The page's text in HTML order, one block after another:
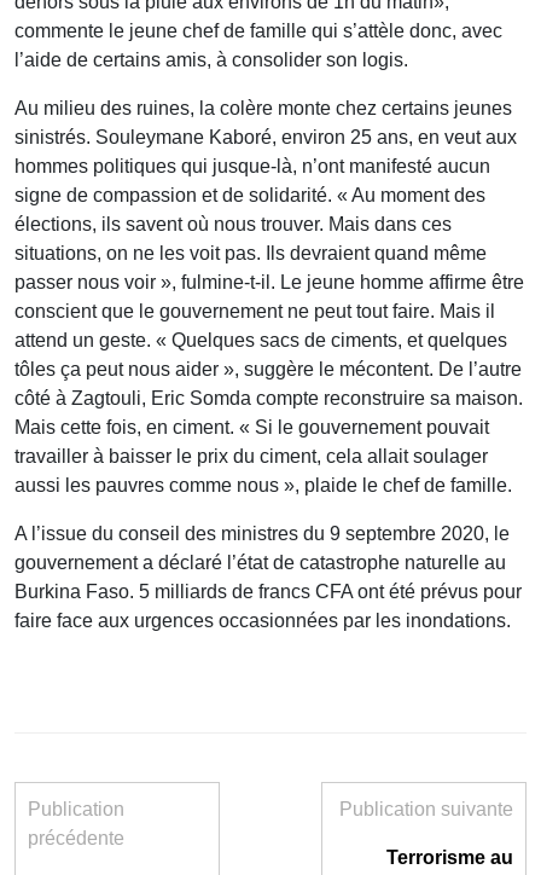
commente le jeune chef de famille qui s’attèle donc, avec
l’aide de certains amis, à consolider son logis.
Au milieu des ruines, la colère monte chez certains jeunes
sinistrés. Souleymane Kaboré, environ 25 ans, en veut aux
hommes politiques qui jusque-là, n’ont manifesté aucun
signe de compassion et de solidarité. « Au moment des
élections, ils savent où nous trouver. Mais dans ces
situations, on ne les voit pas. Ils devraient quand même
passer nous voir », fulmine-t-il. Le jeune homme affirme être
conscient que le gouvernement ne peut tout faire. Mais il
attend un geste. « Quelques sacs de ciments, et quelques
tôles ça peut nous aider », suggère le mécontent. De l’autre
côté à Zagtouli, Eric Somda compte reconstruire sa maison.
Mais cette fois, en ciment. « Si le gouvernement pouvait
travailler à baisser le prix du ciment, cela allait soulager
aussi les pauvres comme nous », plaide le chef de famille.
A l’issue du conseil des ministres du 9 septembre 2020, le
gouvernement a déclaré l’état de catastrophe naturelle au
Burkina Faso. 5 milliards de francs CFA ont été prévus pour
faire face aux urgences occasionnées par les inondations.
Publication
précédente
Publication suivante
Terrorisme au